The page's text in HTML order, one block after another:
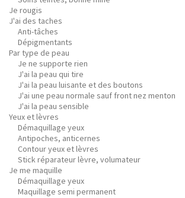
Je rougis
J'ai des taches
Anti-tâches
Dépigmentants
Par type de peau
Je ne supporte rien
J'ai la peau qui tire
J'ai la peau luisante et des boutons
J'ai une peau normale sauf front nez menton
J'ai la peau sensible
Yeux et lèvres
Démaquillage yeux
Antipoches, anticernes
Contour yeux et lèvres
Stick réparateur lèvre, volumateur
Je me maquille
Démaquillage yeux
Maquillage semi permanent